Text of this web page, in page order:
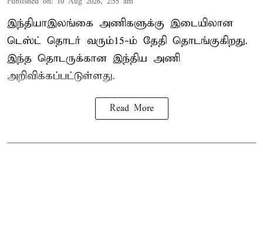
இந்தியா–இலங்கை அணிகளுக்கு இடையிலான
டெஸ்ட் தொடர் வரும்15-ம் தேதி தொடங்குகிறது.
இந்த தொடருக்கான இந்திய அணி
அறிவிக்கப்பட்டுள்ளது.
Read More